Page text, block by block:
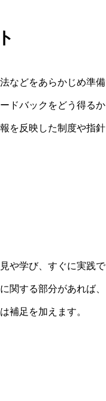
などをあらかじめ準備
ドバックをどう得るか
を反映した制度や指針
や学び、すぐに実践で
関する部分があれば、
補足を加えます。